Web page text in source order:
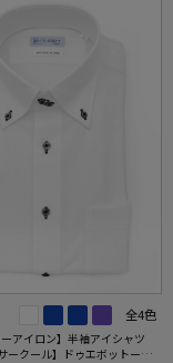
全4色
ーアイロン】半袖アイシャツ
ークール】ドゥエボットーニ